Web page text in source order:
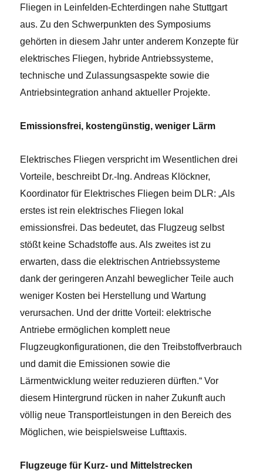
Fliegen in Leinfelden-Echterdingen nahe Stuttgart
aus. Zu den Schwerpunkten des Symposiums
gehörten in diesem Jahr unter anderem Konzepte für
elektrisches Fliegen, hybride Antriebssysteme,
technische und Zulassungsaspekte sowie die
Antriebsintegration anhand aktueller Projekte.
Emissionsfrei, kostengünstig, weniger Lärm
Elektrisches Fliegen verspricht im Wesentlichen drei
Vorteile, beschreibt Dr.-Ing. Andreas Klöckner,
Koordinator für Elektrisches Fliegen beim DLR: „Als
erstes ist rein elektrisches Fliegen lokal
emissionsfrei. Das bedeutet, das Flugzeug selbst
stößt keine Schadstoffe aus. Als zweites ist zu
erwarten, dass die elektrischen Antriebssysteme
dank der geringeren Anzahl beweglicher Teile auch
weniger Kosten bei Herstellung und Wartung
verursachen. Und der dritte Vorteil: elektrische
Antriebe ermöglichen komplett neue
Flugzeugkonfigurationen, die den Treibstoffverbrauch
und damit die Emissionen sowie die
Lärmentwicklung weiter reduzieren dürften.“ Vor
diesem Hintergrund rücken in naher Zukunft auch
völlig neue Transportleistungen in den Bereich des
Möglichen, wie beispielsweise Lufttaxis.
Flugzeuge für Kurz- und Mittelstrecken